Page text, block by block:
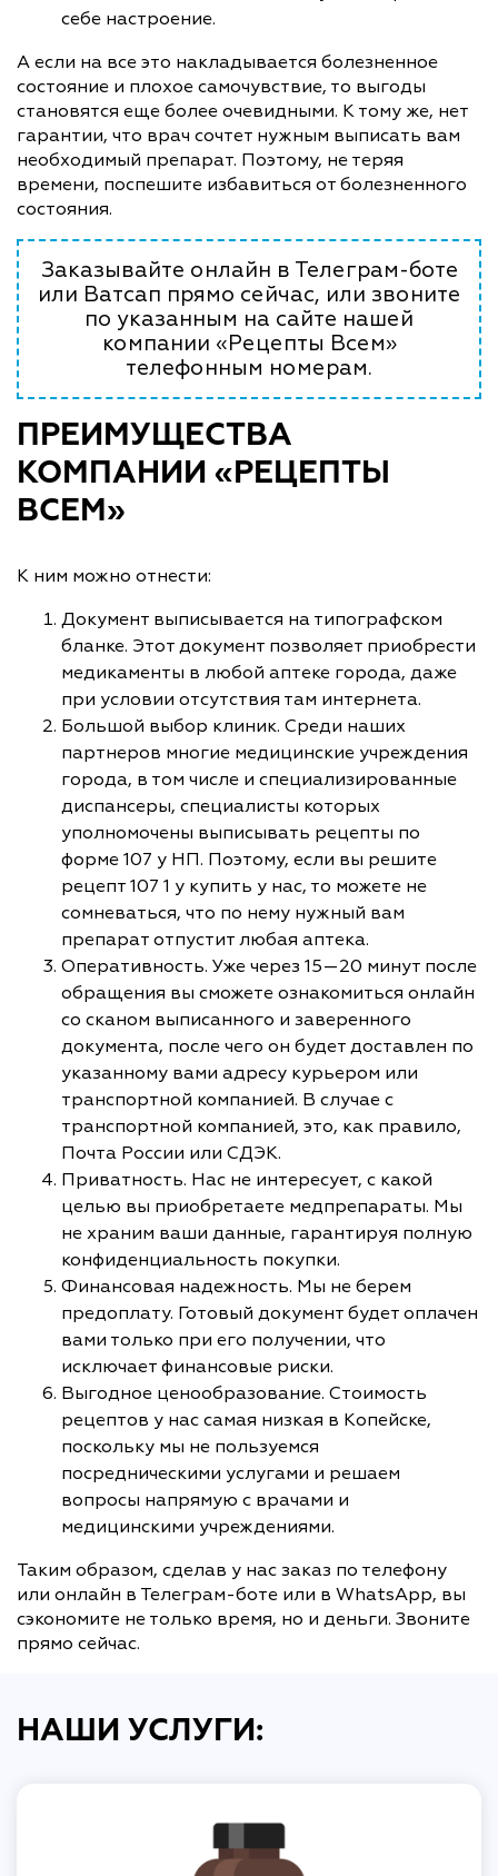
себе настроение.
А если на все это накладывается болезненное
состояние и плохое самочувствие, то выгоды
становятся еще более очевидными. К тому же, нет
гарантии, что врач сочтет нужным выписать вам
необходимый препарат. Поэтому, не теряя
времени, поспешите избавиться от болезненного
состояния.
Заказывайте онлайн в Телеграм-боте
или Ватсап прямо сейчас, или звоните
по указанным на сайте нашей
компании «Рецепты Всем»
телефонным номерам.
ПРЕИМУЩЕСТВА
КОМПАНИИ «РЕЦЕПТЫ
ВСЕМ»
К ним можно отнести:
Документ выписывается на типографском
бланке. Этот документ позволяет приобрести
медикаменты в любой аптеке города, даже
при условии отсутствия там интернета.
Большой выбор клиник. Среди наших
партнеров многие медицинские учреждения
города, в том числе и специализированные
диспансеры, специалисты которых
уполномочены выписывать рецепты по
форме 107 у НП. Поэтому, если вы решите
рецепт 107 1 у купить у нас, то можете не
сомневаться, что по нему нужный вам
препарат отпустит любая аптека.
Оперативность. Уже через 15—20 минут после
обращения вы сможете ознакомиться онлайн
со сканом выписанного и заверенного
документа, после чего он будет доставлен по
указанному вами адресу курьером или
транспортной компанией. В случае с
транспортной компанией, это, как правило,
Почта России или СДЭК.
Приватность. Нас не интересует, с какой
целью вы приобретаете медпрепараты. Мы
не храним ваши данные, гарантируя полную
конфиденциальность покупки.
Финансовая надежность. Мы не берем
предоплату. Готовый документ будет оплачен
вами только при его получении, что
исключает финансовые риски.
Выгодное ценообразование. Стоимость
рецептов у нас самая низкая в Копейске,
поскольку мы не пользуемся
посредническими услугами и решаем
вопросы напрямую с врачами и
медицинскими учреждениями.
Таким образом, сделав у нас заказ по телефону
или онлайн в Телеграм-боте или в WhatsApp, вы
сэкономите не только время, но и деньги. Звоните
прямо сейчас.
НАШИ УСЛУГИ: